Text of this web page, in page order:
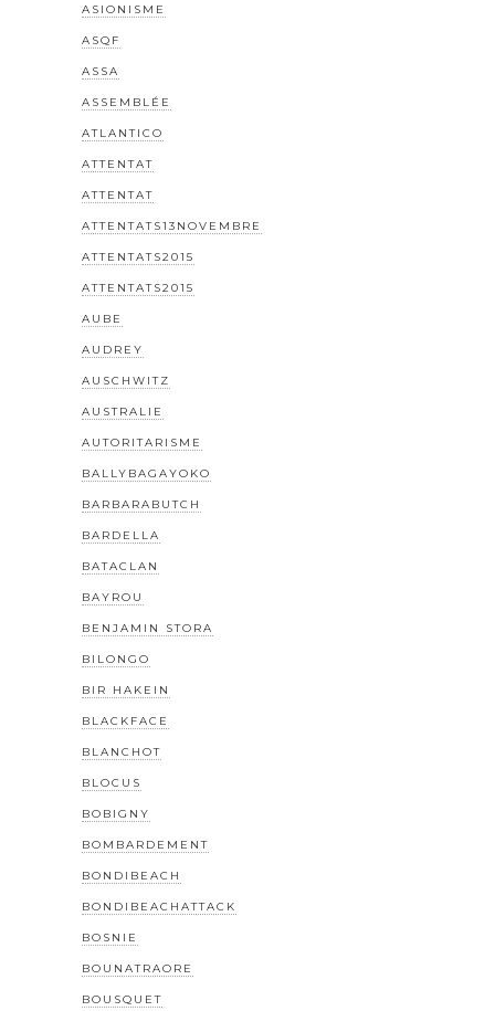
ASIONISME
ASQF
ASSA
ASSEMBLÉE
ATLANTICO
ATTENTAT
ATTENTAT
ATTENTATS13NOVEMBRE
ATTENTATS2015
ATTENTATS2015
AUBE
AUDREY
AUSCHWITZ
AUSTRALIE
AUTORITARISME
BALLYBAGAYOKO
BARBARABUTCH
BARDELLA
BATACLAN
BAYROU
BENJAMIN STORA
BILONGO
BIR HAKEIN
BLACKFACE
BLANCHOT
BLOCUS
BOBIGNY
BOMBARDEMENT
BONDIBEACH
BONDIBEACHATTACK
BOSNIE
BOUNATRAORE
BOUSQUET